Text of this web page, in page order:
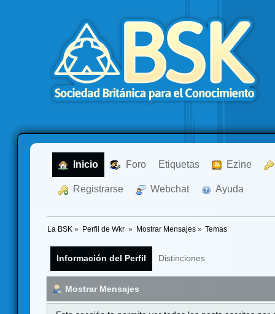
Inicio Foro Etiquetas Ezine
Registrarse Webchat Ayuda
La BSK » Perfil de Wkr » Mostrar Mensajes» Temas
Información del Perfil Distinciones
Mostrar Mensajes